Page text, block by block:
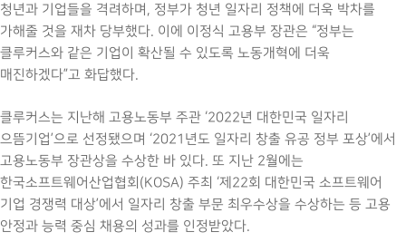
청년과 기업들을 격려하며, 정부가 청년 일자리 정책에 더욱 박차를
가해줄 것을 재차 당부했다. 이에 이정식 고용부 장관은 “정부는
클루커스와 같은 기업이 확산될 수 있도록 노동개혁에 더욱
매진하겠다”고 화답했다.
클루커스는 지난해 고용노동부 주관 ‘2022년 대한민국 일자리
으뜸기업’으로 선정됐으며 ‘2021년도 일자리 창출 유공 정부 포상’에서
고용노동부 장관상을 수상한 바 있다. 또 지난 2월에는
한국소프트웨어산업협회(KOSA) 주최 ‘제22회 대한민국 소프트웨어
기업 경쟁력 대상’에서 일자리 창출 부문 최우수상을 수상하는 등 고용
안정과 능력 중심 채용의 성과를 인정받았다.